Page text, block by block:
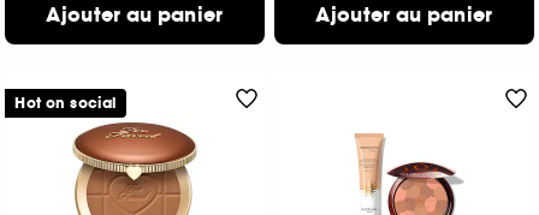
Ajouter au panier Ajouter au panier
Hot on social